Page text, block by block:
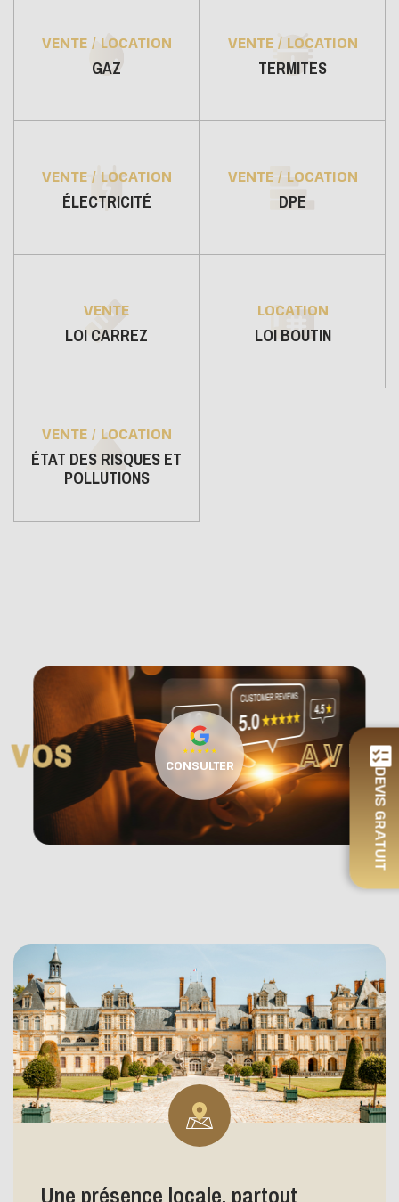
VENTE / LOCATION
GAZ
VENTE / LOCATION
TERMITES
VENTE / LOCATION
ÉLECTRICITÉ
VENTE / LOCATION
DPE
VENTE
LOI CARREZ
LOCATION
LOI BOUTIN
VENTE / LOCATION
ÉTAT DES RISQUES ET
POLLUTIONS
CONSULTER
VOS AVIS
Une présence locale, partout
DEVIS GRATUIT